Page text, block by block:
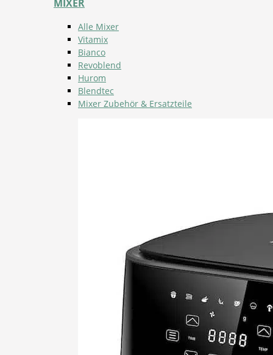
MIXER
Alle Mixer
Vitamix
Bianco
Revoblend
Hurom
Blendtec
Mixer Zubehör & Ersatzteile